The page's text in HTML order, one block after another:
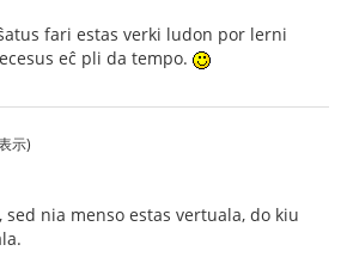
fari estas verki ludon por lerni
eĉ pli da tempo.
示)
sed nia menso estas vertuala, do kiu